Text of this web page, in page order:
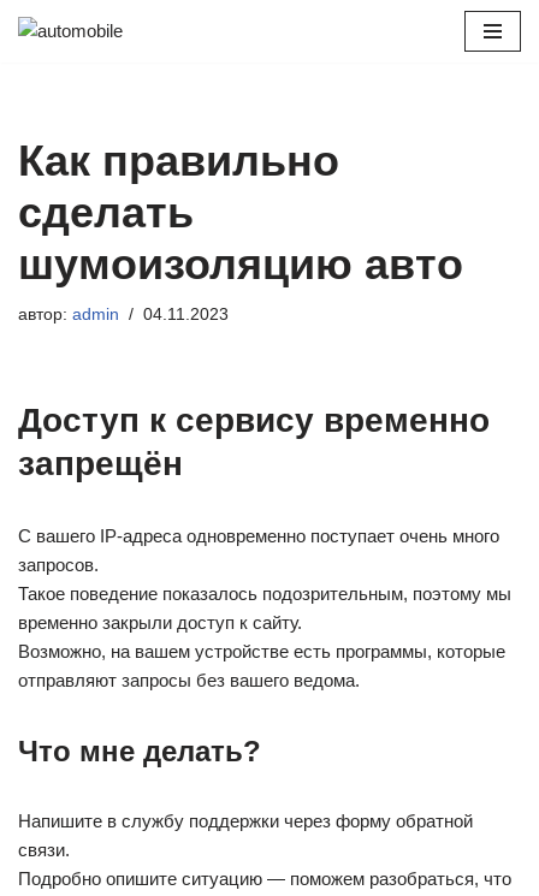
Как правильно
сделать
шумоизоляцию авто
автор: admin 04.11.2023
Доступ к сервису временно
запрещён
С вашего IP-адреса одновременно поступает очень много
запросов.
Такое поведение показалось подозрительным, поэтому мы
временно закрыли доступ к сайту.
Возможно, на вашем устройстве есть программы, которые
отправляют запросы без вашего ведома.
Что мне делать?
Напишите в службу поддержки через форму обратной
связи.
Подробно опишите ситуацию — поможем разобраться, что